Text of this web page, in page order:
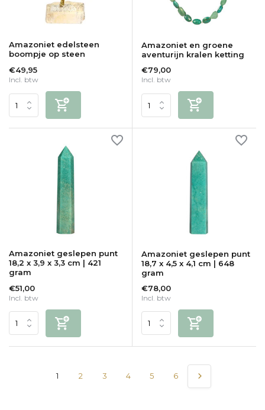
Amazoniet edelsteen
boompje op steen
€49,95
Incl. btw
Amazoniet en groene
aventurijn kralen ketting
€79,00
Incl. btw
Amazoniet geslepen punt
18,2 x 3,9 x 3,3 cm | 421
gram
€51,00
Incl. btw
Amazoniet geslepen punt
18,7 x 4,5 x 4,1 cm | 648
gram
€78,00
Incl. btw
1 2 3 4 5 6